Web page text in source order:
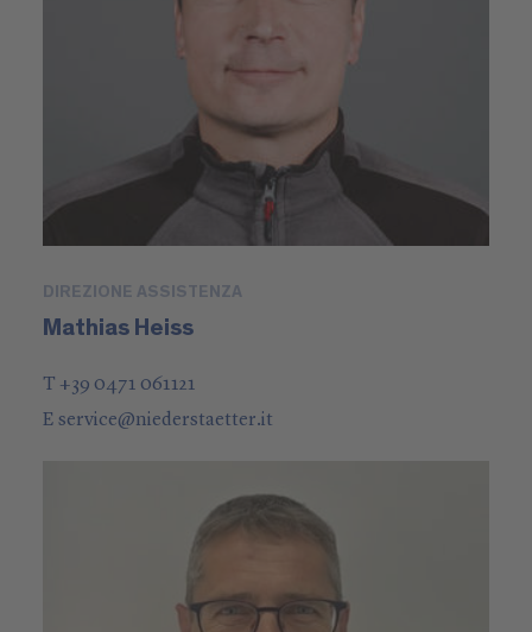
DIREZIONE ASSISTENZA
Mathias Heiss
T +39 0471 061121
Eservice@niederstaetter.it